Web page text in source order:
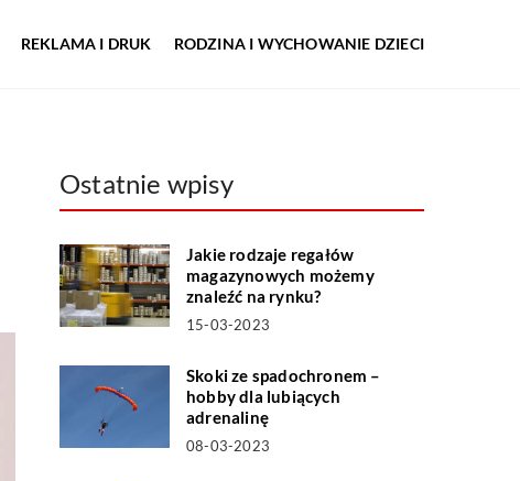
REKLAMA I DRUK RODZINA I WYCHOWANIE DZIECI
Ostatnie wpisy
Jakie rodzaje regałów
magazynowych możemy
znaleźć na rynku?
15-03-2023
Skoki ze spadochronem –
hobby dla lubiących
adrenalinę
08-03-2023